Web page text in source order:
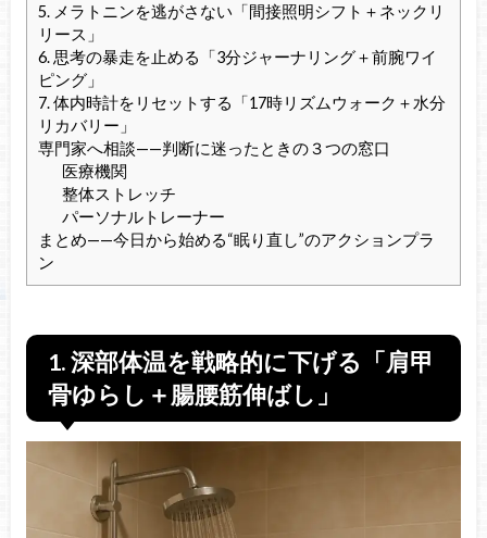
5. メラトニンを逃がさない「間接照明シフト＋ネックリ
リース」
6. 思考の暴走を止める「3分ジャーナリング＋前腕ワイ
ピング」
7. 体内時計をリセットする「17時リズムウォーク＋水分
リカバリー」
専門家へ相談——判断に迷ったときの３つの窓口
医療機関
整体ストレッチ
パーソナルトレーナー
まとめ——今日から始める“眠り直し”のアクションプラ
ン
1.深部体温を戦略的に下げる「肩甲
骨ゆらし＋腸腰筋伸ばし」